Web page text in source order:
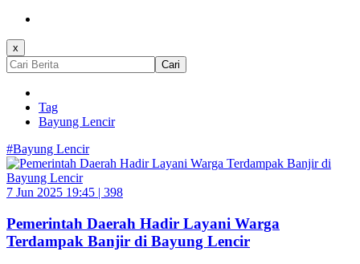
x
Cari
Tag
Bayung Lencir
#Bayung Lencir
7 Jun 2025 19:45 | 398
Pemerintah Daerah Hadir Layani Warga
Terdampak Banjir di Bayung Lencir